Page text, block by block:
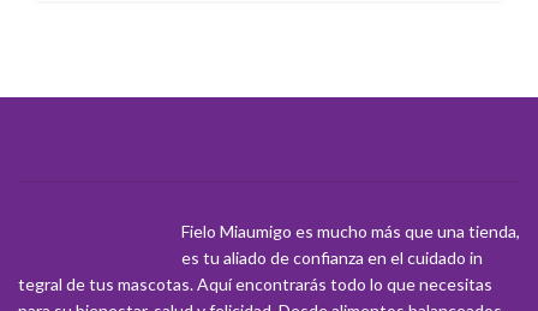
Pollo Real como Primer Ingrediente:Una excelente fuente de
Su textura suave y delicioso sabor son irresistibles
para los perros, incluso para los más exigentes. ❤️
Fielo Miaumigo es mucho más que una tienda,
es tu aliado de confianza en el cuidado in
tegral de tus mascotas. Aquí encontrarás todo lo que necesitas